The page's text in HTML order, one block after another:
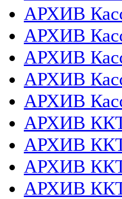
АРХИВ
АРХИВ
АРХИВ
АРХИВ
АРХИВ
АРХИВ ККТ
АРХИВ ККТ
АРХИВ ККТ
АРХИВ ККТ